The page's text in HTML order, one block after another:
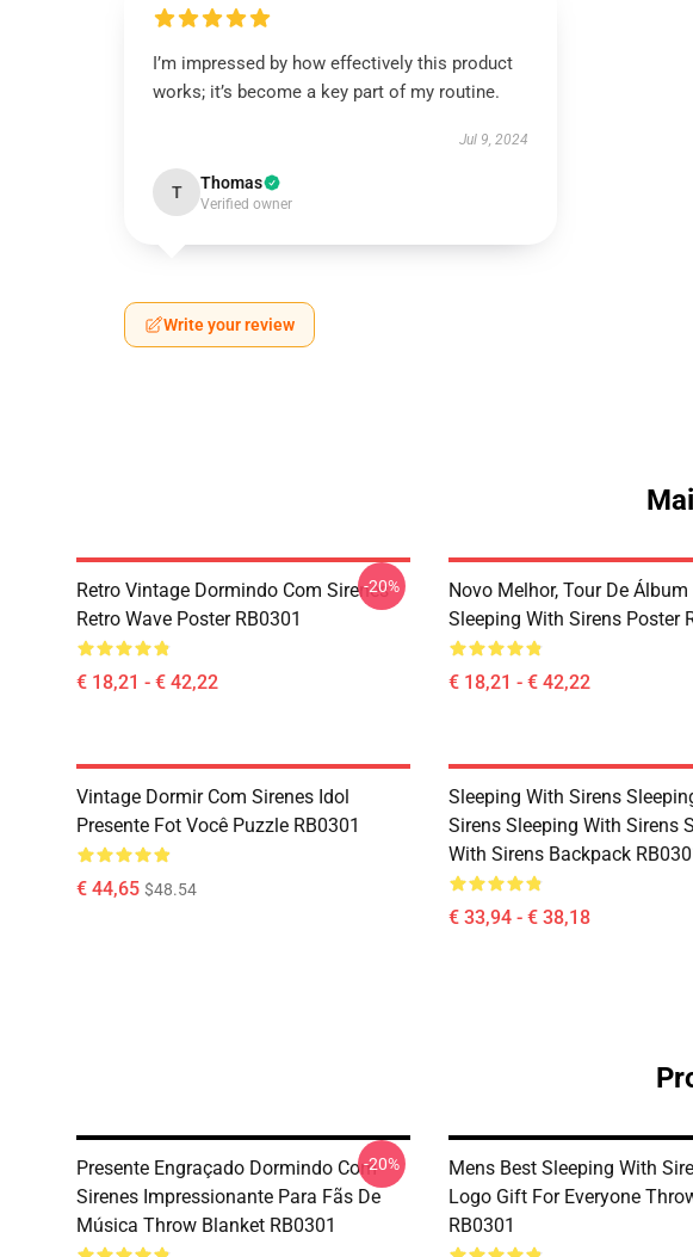
I’m impressed by how effectively this product
works; it’s become a key part of my routine.
Jul 9, 2024
T Thomas
Verified owner
Write your review
Retro Vintage Dormindo Com Sirenes
Retro Wave Poster RB0301
€ 18,21 - € 42,22
-20%
Novo Melhor, Tour De Álbum
Sleeping With Sirens Poster
€ 18,21 - € 42,22
Vintage Dormir Com Sirenes Idol
Presente Fot Você Puzzle RB0301
€ 44,65 $48.54
Sleeping With Sirens
Sirens Sleeping With Sirens
With Sirens Backpack
€ 33,94 - € 38,18
Presente Engraçado Dormindo Com
Sirenes Impressionante Para Fãs De
Música Throw Blanket RB0301
-20%
Mens Best Sleeping With
Logo Gift For Everyone
RB0301